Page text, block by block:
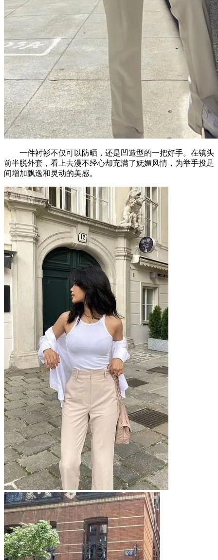
一件衬衫不仅可以防晒，还是凹造型的一把好手。在镜头
前半脱外套，看上去漫不经心却充满了妩媚风情，为举手投足
间增加飘逸和灵动的美感。